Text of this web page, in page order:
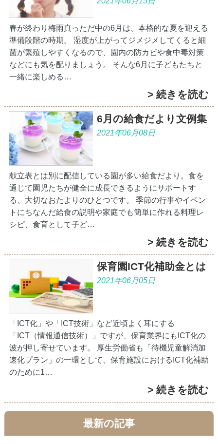
春が終わり梅雨真っただ中の6月は、本格的な夏を迎える
準備段階の時期。 湿度が上がってジメジメしてくると細
菌が繁殖しやすくなるので、園内の防カビや食中毒対策
などにも気を配りましょう。 そんな6月に子どもたちと
一緒に楽しめる…
> 続きを読む
6月の給食だより文例集
2021年06月08日
献立表とは別に配信している園が多い給食だより。食を
通じて園児たちが健全に成長できるようにサポートす
る、大切なおたよりのひとつです。 季節の行事やイベン
トにちなんだ給食の説明や家庭でも簡単に作れる料理レ
シピ、食育として子ど…
> 続きを読む
保育園ICT化補助金とは
2021年06月05日
「ICT化」や「ICT技術」など近頃よく耳にする
「ICT（情報通信技術）」ですが、保育業界にもICT化の
波が押し寄せています。 厚生労働省も「待機児童解消加
速化プラン」の一環として、保育施設におけるICT化補助
のために1…
> 続きを読む
最新の記事